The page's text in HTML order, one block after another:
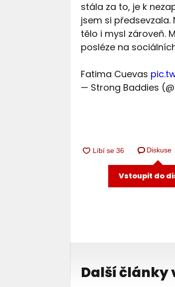
stála za to, je k
jsem si
tělo i mysl zároveň.
posléze na
Fatima Cuevas
— Strong Baddies
Diskuse
Vstoupit do
Další články